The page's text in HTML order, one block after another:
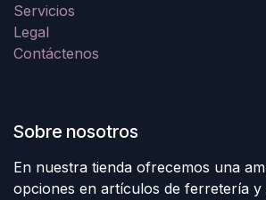
Servicios
Legal
Contáctenos
Sobre nosotros
En nuestra tienda ofrecemos una
opciones en artículos de ferretería y